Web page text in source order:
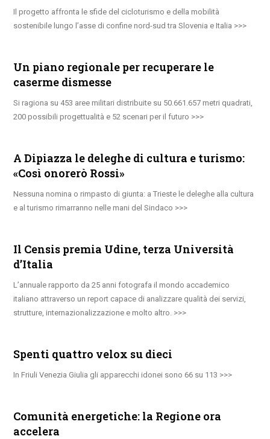
Il progetto affronta le sfide del cicloturismo e della mobilità
sostenibile lungo l’asse di confine nord-sud tra Slovenia e Italia
Un piano regionale per recuperare le
caserme dismesse
Si ragiona su 453 aree militari distribuite su 50.661.657 metri quadrati,
200 possibili progettualità e 52 scenari per il futuro
A Dipiazza le deleghe di cultura e turismo:
«Così onorerò Rossi»
Nessuna nomina o rimpasto di giunta: a Trieste le deleghe alla cultura
e al turismo rimarranno nelle mani del Sindaco
Il Censis premia Udine, terza Università
d’Italia
L’annuale rapporto da 25 anni fotografa il mondo accademico
italiano attraverso un report capace di analizzare qualità dei servizi,
strutture, internazionalizzazione e molto altro.
Spenti quattro velox su dieci
In Friuli Venezia Giulia gli apparecchi idonei sono 66 su 113
Comunità energetiche: la Regione ora
accelera